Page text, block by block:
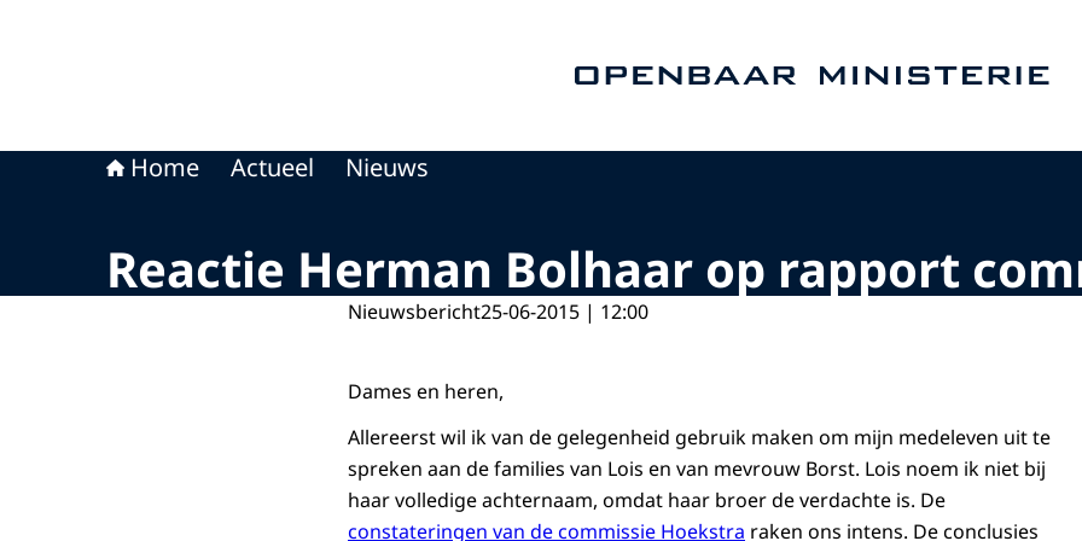
Home Actueel Nieuws
Reactie Herman Bolhaar op rapport
Nieuwsbericht25-06-2015 | 12:00
Dames en heren,
Allereerst wil ik van de gelegenheid gebruik maken om mijn medeleven uit te
spreken aan de families van Lois en van mevrouw Borst. Lois noem ik niet bij
haar volledige achternaam, omdat haar broer de verdachte is. De
constateringen van de commissie Hoekstra raken ons intens. De conclusies